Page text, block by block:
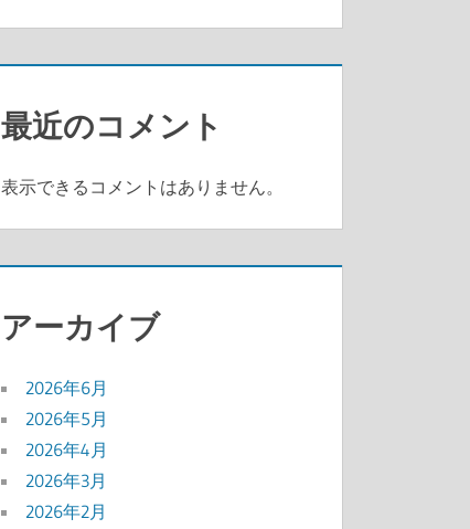
最近のコメント
表示できるコメントはありません。
アーカイブ
2026年6月
2026年5月
2026年4月
2026年3月
2026年2月